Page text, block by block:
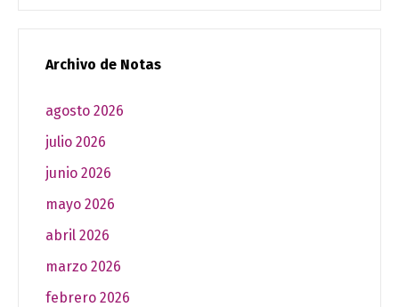
Archivo de Notas
agosto 2026
julio 2026
junio 2026
mayo 2026
abril 2026
marzo 2026
febrero 2026